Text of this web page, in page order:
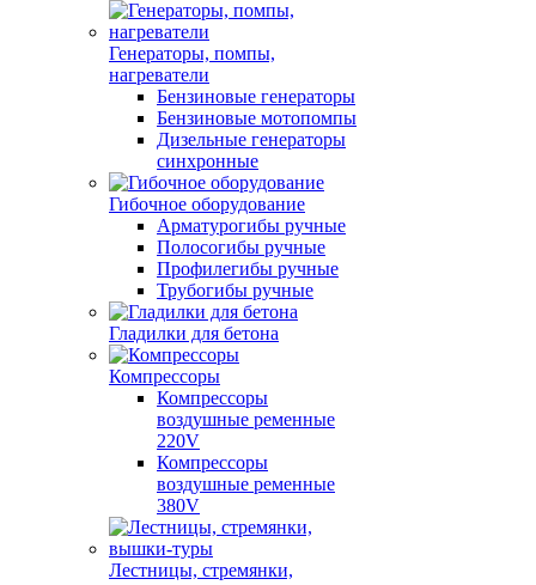
Генераторы, помпы,
нагреватели
Бензиновые генераторы
Бензиновые мотопомпы
Дизельные генераторы
синхронные
Гибочное оборудование
Арматурогибы ручные
Полосогибы ручные
Профилегибы ручные
Трубогибы ручные
Гладилки для бетона
Компрессоры
Компрессоры
воздушные ременные
220V
Компрессоры
воздушные ременные
380V
Лестницы, стремянки,